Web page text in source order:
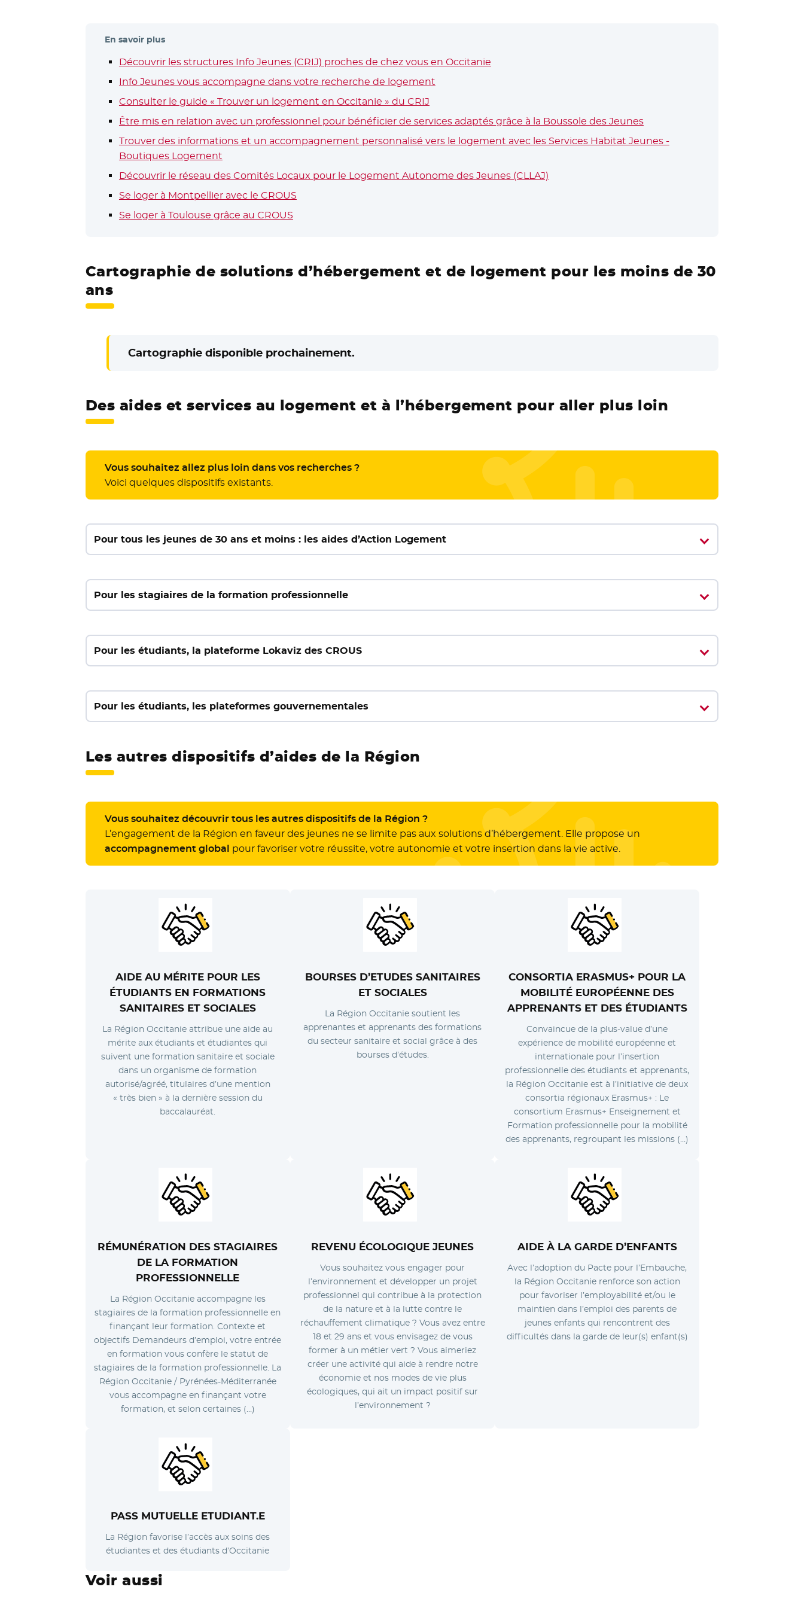
En savoir plus
Découvrir les structures Info Jeunes (CRIJ) proches de chez vous en Occitanie
Info Jeunes vous accompagne dans votre recherche de logement
Consulter le guide « Trouver un logement en Occitanie » du CRIJ
Être mis en relation avec un professionnel pour bénéficier de services adaptés grâce à la Boussole des Jeunes- Nouvelle fenêtre
Trouver des informations et un accompagnement personnalisé vers le logement avec les Services Habitat Jeunes -
Boutiques Logement
Découvrir le réseau des Comités Locaux pour le Logement Autonome des Jeunes (CLLAJ)
Se loger à Montpellier avec le CROUS
Se loger à Toulouse grâce au CROUS
Cartographie de solutions d’hébergement et de logement pour les moins de 30
ans
Cartographie disponible prochainement.
Des aides et services au logement et à l’hébergement pour aller plus loin
Vous souhaitez allez plus loin dans vos recherches ?
Voici quelques dispositifs existants.
Pour tous les jeunes de 30 ans et moins : les aides d’Action Logement
Pour les stagiaires de la formation professionnelle
Pour les étudiants, la plateforme Lokaviz des CROUS
Pour les étudiants, les plateformes gouvernementales
Les autres dispositifs d’aides de la Région
Vous souhaitez découvrir tous les autres dispositifs de la Région ?
L’engagement de la Région en faveur des jeunes ne se limite pas aux solutions d’hébergement. Elle propose un
accompagnement global pour favoriser votre réussite, votre autonomie et votre insertion dans la vie active.
AIDE AU MÉRITEPOUR LES
ÉTUDIANTS EN FORMATIONS
SANITAIRES ET SOCIALES
La Région Occitanie attribue une aide au
mérite aux étudiants et étudiantes qui
suivent une formation sanitaire et sociale
dans un organisme de formation
autorisé/agréé, titulaires d’une mention
« très bien » à la dernière session du
baccalauréat.
BOURSESD’ETUDES SANITAIRES
ET SOCIALES
La Région Occitanie soutient les
apprenantes et apprenants des formations
du secteur sanitaire et social grâce à des
bourses d’études.
CONSORTIA ERASMUS+ POUR LA
MOBILITÉ EUROPÉENNE DES
APPRENANTS ET DES ÉTUDIANTS
Convaincue de la plus-value d’une
expérience de mobilité européenne et
internationale pour l’insertion
professionnelle des étudiants et apprenants,
la Région Occitanie est à l’initiative de deux
consortia régionaux Erasmus+ : Le
consortium Erasmus+ Enseignement et
Formation professionnelle pour la mobilité
des apprenants, regroupant les missions (…)
RÉMUNÉRATION DES STAGIAIRES
DE LA FORMATION
PROFESSIONNELLE
La Région Occitanie accompagne les
stagiaires de la formation professionnelle en
finançant leur formation. Contexte et
objectifs Demandeurs d’emploi, votre entrée
en formation vous confère le statut de
stagiaires de la formation professionnelle. La
Région Occitanie / Pyrénées-Méditerranée
vous accompagne en finançant votre
formation, et selon certaines (…)
REVENU ÉCOLOGIQUE JEUNES
Vous souhaitez vous engager pour
l’environnement et développer un projet
professionnel qui contribue à la protection
de la nature et à la lutte contre le
réchauffement climatique ? Vous avez entre
18 et 29 ans et vous envisagez de vous
former à un métier vert ? Vous aimeriez
créer une activité qui aide à rendre notre
économie et nos modes de vie plus
écologiques, qui ait un impact positif sur
l’environnement ?
AIDE À LA GARDE D’ENFANTS
Avec l’adoption du Pacte pour l’Embauche,
la Région Occitanie renforce son action
pour favoriser l’employabilité et/ou le
maintien dans l’emploi des parents de
jeunes enfants qui rencontrent des
difficultés dans la garde de leur(s) enfant(s)
PASS MUTUELLE ETUDIANT.E
La Région favorise l’accès aux soins des
étudiantes et des étudiants d’Occitanie
Voir aussi